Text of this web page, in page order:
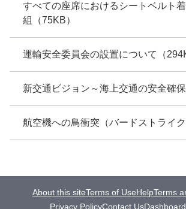
すべての座席におけるシートベルト
組（75KB）
運輸安全委員会の設置について（
新交通ビジョン～海上交通の安全確
航空機への鳥衝突（バードストライ
About this siteTerms of UseHelpTerms
Privacy PolicyContact UsDashboard